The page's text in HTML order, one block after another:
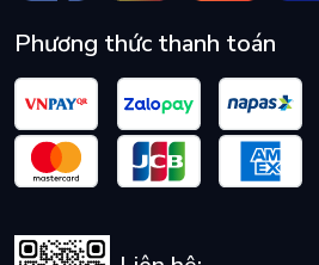
Phương thức thanh toán